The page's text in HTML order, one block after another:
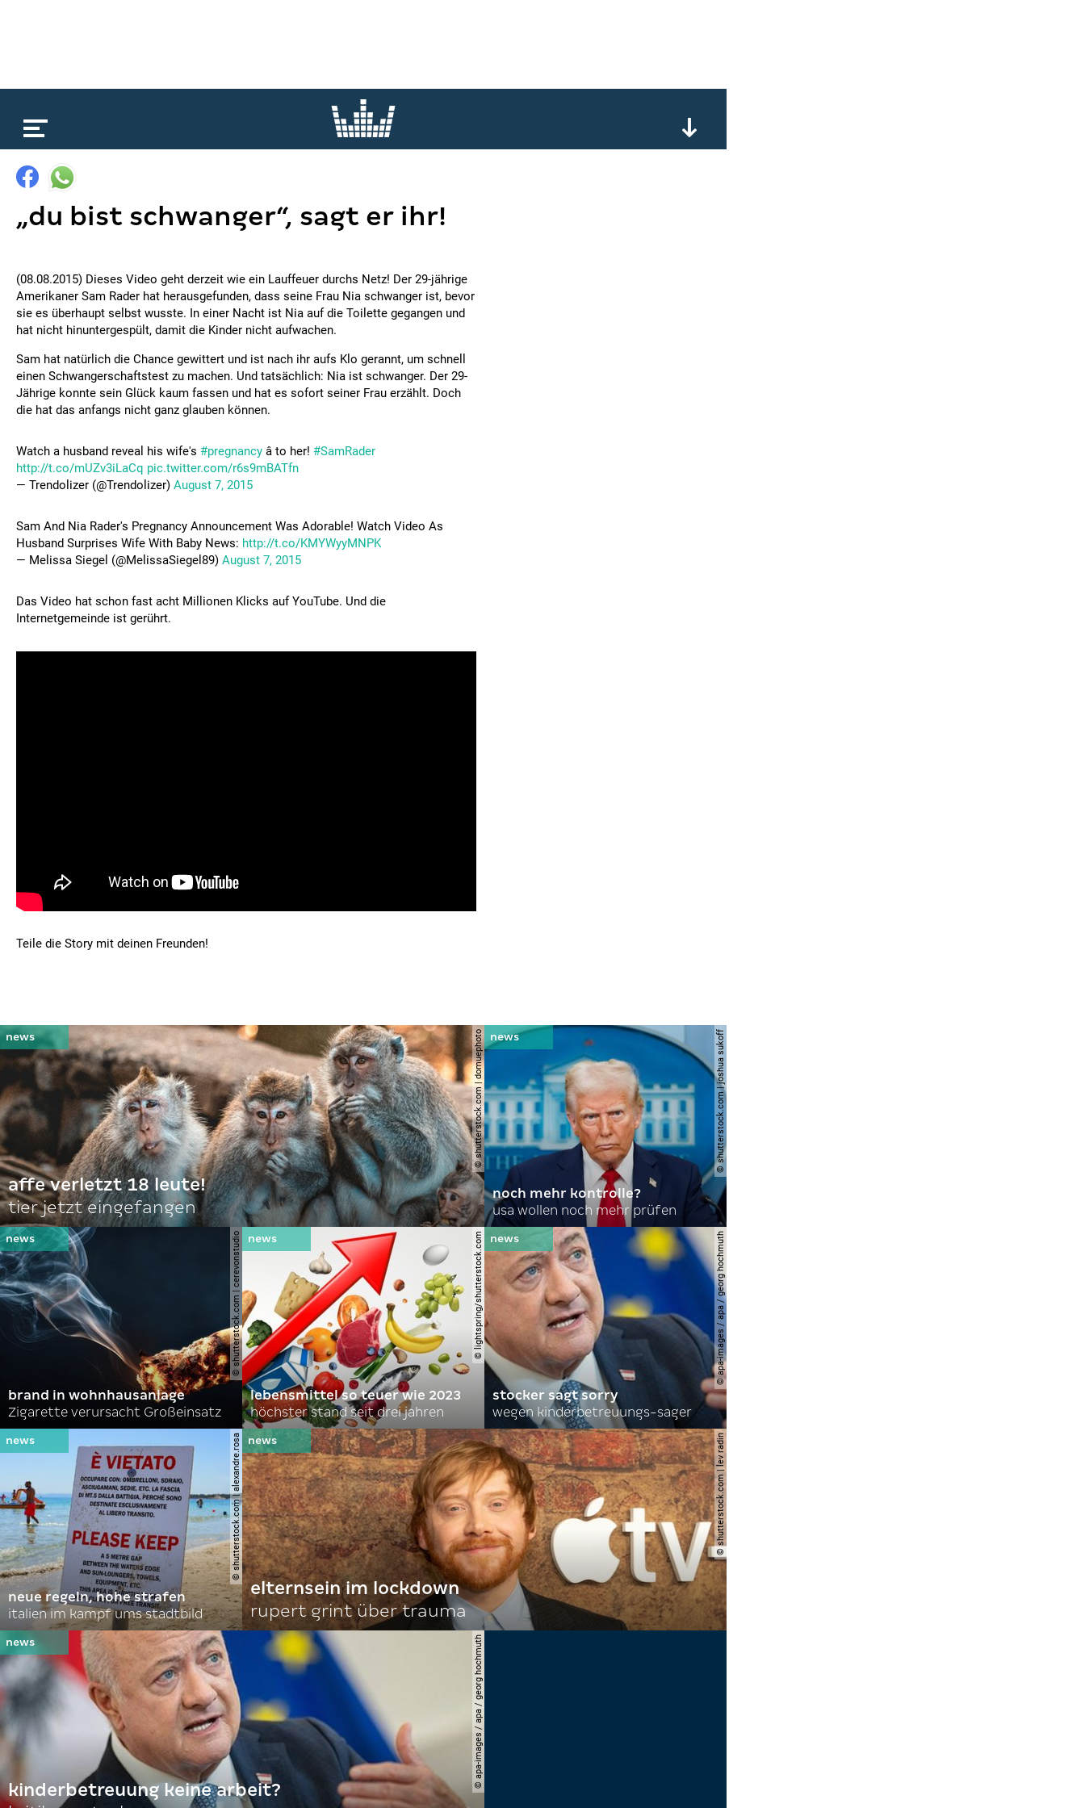
„du bist schwanger“, sagt er ihr!
(08.08.2015) Dieses Video geht derzeit wie ein Lauffeuer durchs Netz! Der 29-jährige
Amerikaner Sam Rader hat herausgefunden, dass seine Frau Nia schwanger ist, bevor
sie es überhaupt selbst wusste. In einer Nacht ist Nia auf die Toilette gegangen und
hat nicht hinuntergespült, damit die Kinder nicht aufwachen.
Sam hat natürlich die Chance gewittert und ist nach ihr aufs Klo gerannt, um schnell
einen Schwangerschaftstest zu machen. Und tatsächlich: Nia ist schwanger. Der 29-
Jährige konnte sein Glück kaum fassen und hat es sofort seiner Frau erzählt. Doch
die hat das anfangs nicht ganz glauben können.
Watch a husband reveal his wife's #pregnancy â to her! #SamRader
http://t.co/mUZv3iLaCq pic.twitter.com/r6s9mBATfn
— Trendolizer (@Trendolizer) August 7, 2015
Sam And Nia Rader's Pregnancy Announcement Was Adorable! Watch Video As
Husband Surprises Wife With Baby News: http://t.co/KMYWyyMNPK
— Melissa Siegel (@MelissaSiegel89) August 7, 2015
Das Video hat schon fast acht Millionen Klicks auf YouTube. Und die
Internetgemeinde ist gerührt.
Teile die Story mit deinen Freunden!
© shutterstock.com | domuephoto
affe verletzt 18 leute!
tier jetzt eingefangen
© shutterstock.com | joshua sukoff
noch mehr kontrolle?
usa wollen noch mehr prüfen
© shutterstock.com | cerevonstudio
brand in wohnhausanlage
Zigarette verursacht Großeinsatz
© lightspring/shutterstock.com
lebensmittel so teuer wie 2023
höchster stand seit drei jahren
© apa-images / apa / georg hochmuth
stocker sagt sorry
wegen kinderbetreuungs-sager
© shutterstock.com | alexandre.rosa
neue regeln, hohe strafen
italien im kampf ums stadtbild
© shutterstock.com | lev radin
elternsein im lockdown
rupert grint über trauma
© apa-images / apa / georg hochmuth
kinderbetreuung keine arbeit?